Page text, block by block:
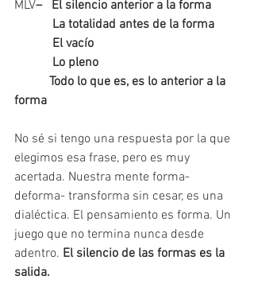
MLV–   El silencio anterior a la forma
            La totalidad antes de la forma
            El vacío
            Lo pleno
forma
No sé si tengo una respuesta por la que
elegimos esa frase, pero es muy
acertada. Nuestra mente forma-
deforma- transforma sin cesar, es una
dialéctica. El pensamiento es forma. Un
juego que no termina nunca desde
adentro. El silencio de las formas es la
salida.